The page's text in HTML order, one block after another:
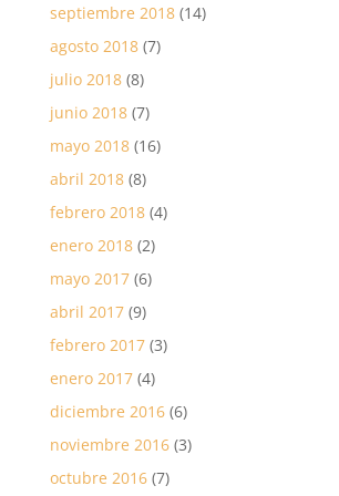
septiembre 2018(14)
agosto 2018(7)
julio 2018(8)
junio 2018(7)
mayo 2018(16)
abril 2018(8)
febrero 2018(4)
enero 2018(2)
mayo 2017(6)
abril 2017(9)
febrero 2017(3)
enero 2017(4)
diciembre 2016(6)
noviembre 2016(3)
octubre 2016(7)